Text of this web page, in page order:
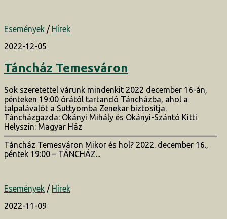
Események / Hírek
2022-12-05
Táncház Temesváron
Sok szeretettel várunk mindenkit 2022 december 16-án,
pénteken 19:00 órától tartandó Táncházba, ahol a
talpalávalót a Suttyomba Zenekar biztosítja.
Táncházgazda: Okányi Mihály és Okányi-Szántó Kitti
Helyszín: Magyar Ház
——————————————————————————-
Táncház Temesváron Mikor és hol? 2022. december 16.,
péntek 19:00 – TÁNCHÁZ...
Események / Hírek
2022-11-09